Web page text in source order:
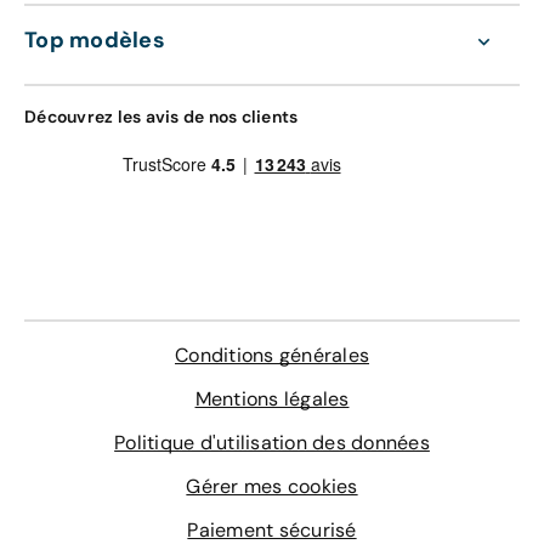
d'oeuvre valable dans le réseau constructeur
(Europe)
remorquage et véhicule de prêt)
Contrôle technique
168 €
Gravage des vitres
Top modèles
Découvrez les avis de nos clients
Conditions générales
Mentions légales
Politique d'utilisation des données
Gérer mes cookies
Paiement sécurisé